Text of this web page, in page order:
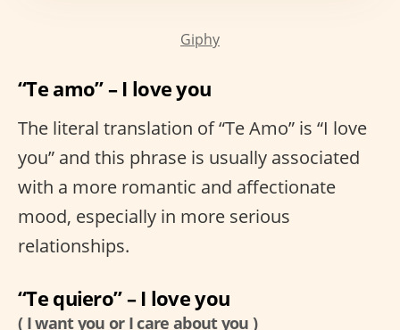
Giphy
“Te amo” – I love you
The literal translation of “Te Amo” is “I love
you” and this phrase is usually associated
with a more romantic and affectionate
mood, especially in more serious
relationships.
“Te quiero” – I love you
( I want you or I care about you )